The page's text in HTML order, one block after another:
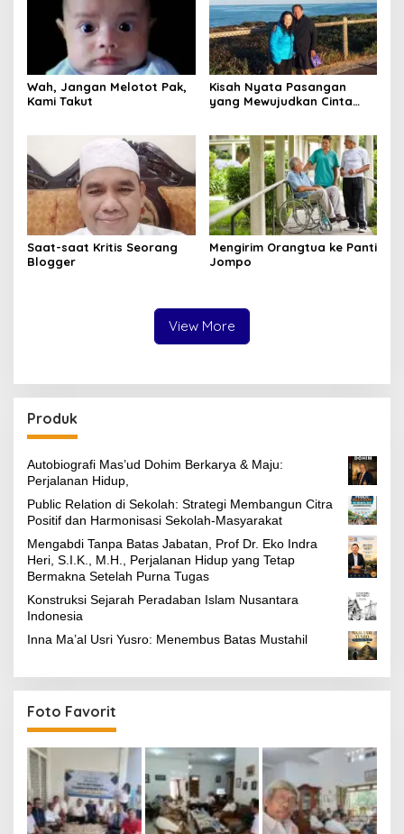
Wah, Jangan Melotot Pak,
Kami Takut
Kisah Nyata Pasangan
yang Mewujudkan Cinta
Saat-saat Kritis Seorang
Blogger
Mengirim Orangtua ke Panti
Jompo
View More
Produk
Autobiografi Mas’ud Dohim Berkarya & Maju:
Perjalanan Hidup,
Public Relation di Sekolah: Strategi Membangun Citra
Positif dan Harmonisasi Sekolah-Masyarakat
Mengabdi Tanpa Batas Jabatan, Prof Dr. Eko Indra
Heri, S.I.K., M.H., Perjalanan Hidup yang Tetap
Bermakna Setelah Purna Tugas
Konstruksi Sejarah Peradaban Islam Nusantara
Indonesia
Inna Ma’al Usri Yusro: Menembus Batas Mustahil
Foto Favorit